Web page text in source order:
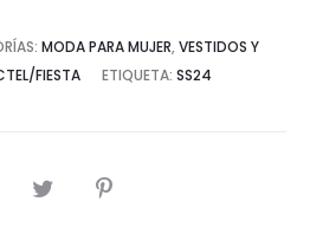
MODA PARA MUJER, VESTIDOS Y
FIESTA
ETIQUETA: SS24